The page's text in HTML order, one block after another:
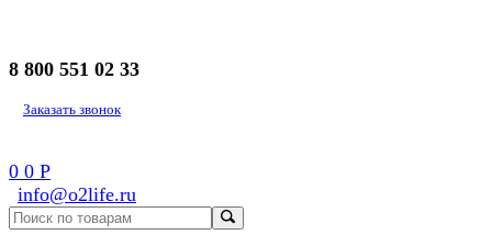
8 800 551 02 33
Заказать звонок
0 0 Р
info@o2life.ru